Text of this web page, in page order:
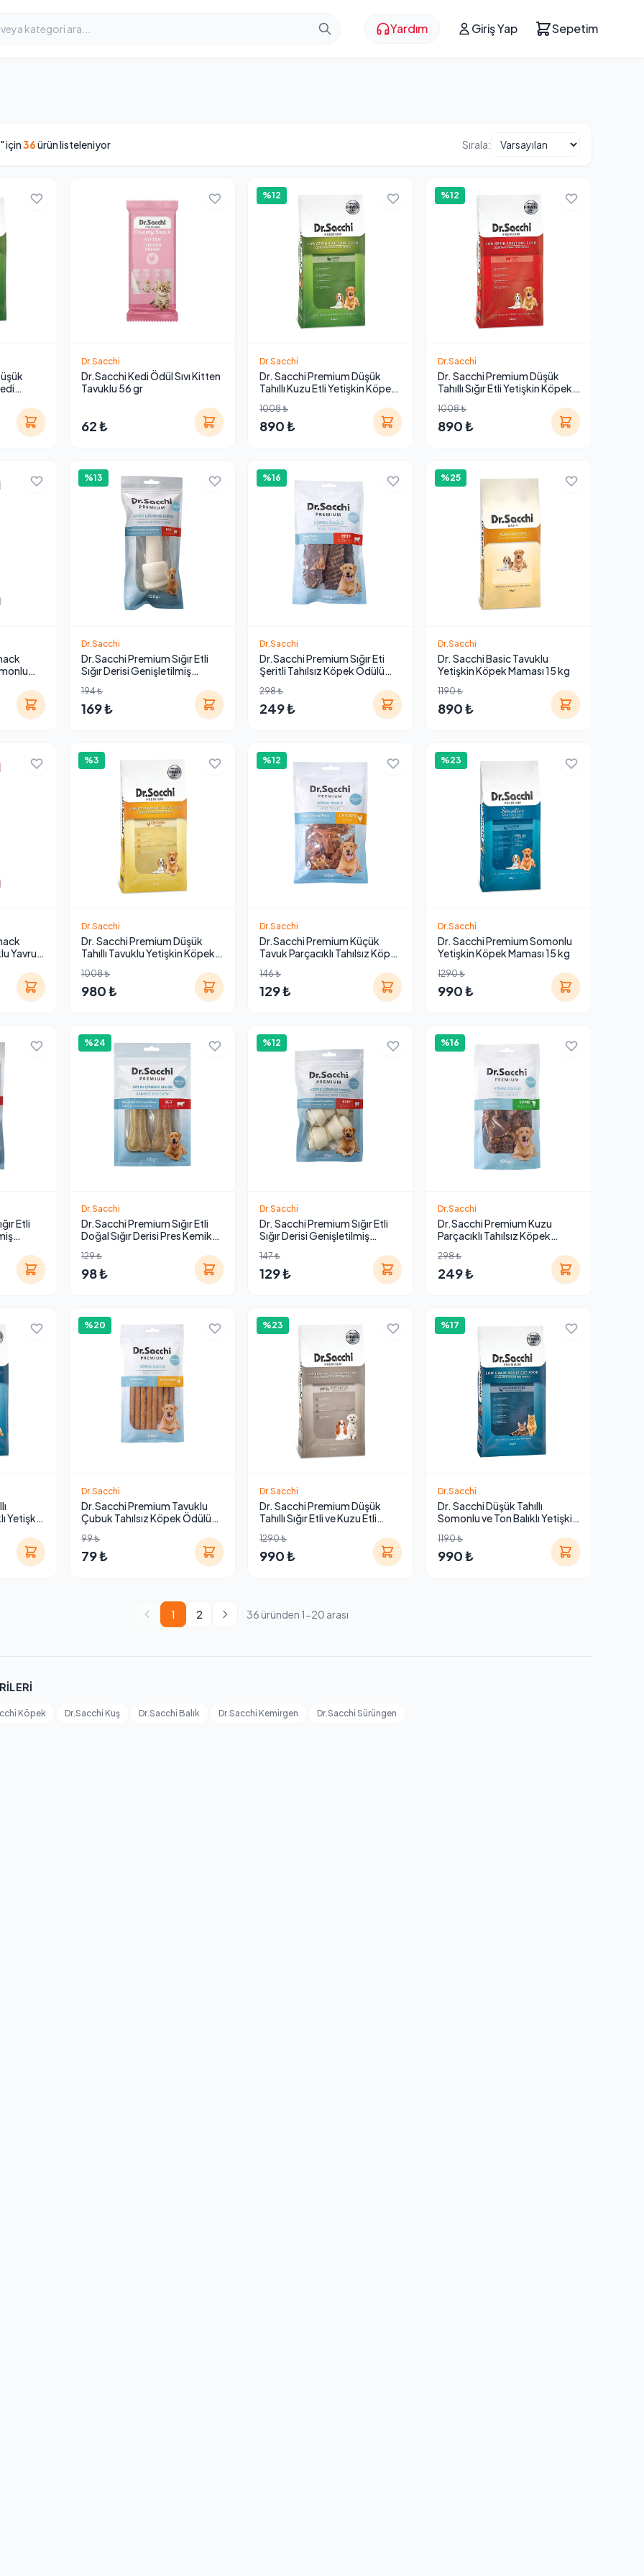
Yardım Giriş Yap Sepetim
" için36ürün listeleniyor Sırala:
Dr.Sacchi
Dr.Sacchi Kedi Ödül Sıvı Kitten
Tavuklu 56 gr
62 ₺
%12
Dr.Sacchi
Dr. Sacchi Premium Düşük
Tahıllı Kuzu Etli Yetişkin Köpek
1008 ₺
890 ₺
%12
Dr.Sacchi
Dr. Sacchi Premium Düşük
Tahıllı Sığır Etli Yetişkin Köpek
1008 ₺
890 ₺
%13
Dr.Sacchi
Dr.Sacchi Premium Sığır Etli
Sığır Derisi Genişletilmiş
130 Gr
194 ₺
169 ₺
%16
Dr.Sacchi
Dr.Sacchi Premium Sığır Eti
Şeritli Tahılsız Köpek Ödülü
298 ₺
249 ₺
%25
Dr.Sacchi
Dr. Sacchi Basic Tavuklu
Yetişkin Köpek Maması 15 kg
1190 ₺
890 ₺
Yavru
%3
Dr.Sacchi
Dr. Sacchi Premium Düşük
Tahıllı Tavuklu Yetişkin Köpek
1008 ₺
980 ₺
%12
Dr.Sacchi
Dr.Sacchi Premium Küçük
Tavuk Parçacıklı Tahılsız Köpek
146 ₺
129 ₺
%23
Dr.Sacchi
Dr. Sacchi Premium Somonlu
Yetişkin Köpek Maması 15 kg
1290 ₺
990 ₺
Etli
%24
Dr.Sacchi
Dr.Sacchi Premium Sığır Etli
Doğal Sığır Derisi Pres Kemik
129 ₺
98 ₺
%12
Dr.Sacchi
Dr. Sacchi Premium Sığır Etli
Sığır Derisi Genişletilmiş
Ödülü 2-4'' 3'lü 95 Gr
147 ₺
129 ₺
%16
Dr.Sacchi
Dr.Sacchi Premium Kuzu
Parçacıklı Tahılsız Köpek
298 ₺
249 ₺
Yetişkin
%20
Dr.Sacchi
Dr.Sacchi Premium Tavuklu
Çubuk Tahılsız Köpek Ödülü
99 ₺
79 ₺
%23
Dr.Sacchi
Dr. Sacchi Premium Düşük
Tahıllı Sığır Etli ve Kuzu Etli
Maması 12kg
1290 ₺
990 ₺
%17
Dr.Sacchi
Dr. Sacchi Düşük Tahıllı
Somonlu ve Ton Balıklı Yetişkin
1190 ₺
990 ₺
1 2 36 üründen 1-20 arası
Köpek Dr.Sacchi Kuş Dr.Sacchi Balık Dr.Sacchi Kemirgen Dr.Sacchi Sürüngen